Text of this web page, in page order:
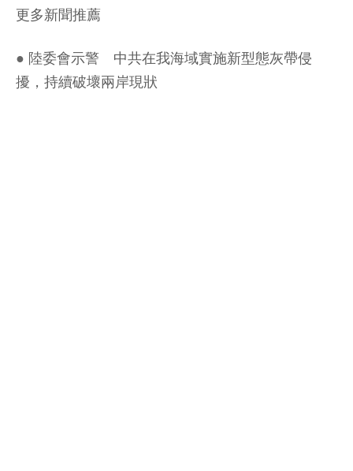
更多新聞推薦
● 陸委會示警 中共在我海域實施新型態灰帶侵
擾，持續破壞兩岸現狀